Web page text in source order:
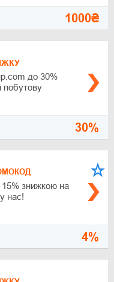
1000₴
до 30%
побутову
30%
знижкою на
нас!
4%